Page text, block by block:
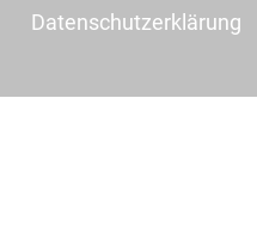
Datenschutzerklärung